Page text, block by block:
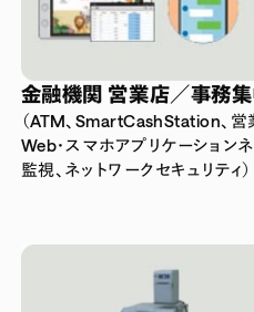
金融機関 営業店／事務
（ATM、SmartCashStation、営
Web・スマホアプリケーション
監視、ネットワークセキュリティ）